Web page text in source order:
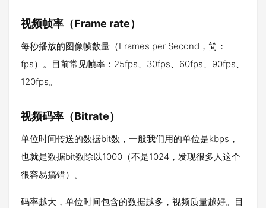
视频帧率（Frame rate）
每秒播放的图像帧数量（Frames per Second，简：
fps）。目前常见帧率：25fps、30fps、60fps、90fps、
120fps。
视频码率（Bitrate）
单位时间传送的数据bit数，一般我们用的单位是kbps，
也就是数据bit数除以1000（不是1024，发现很多人这个
很容易搞错）。
码率越大，单位时间包含的数据越多，视频质量越好。目